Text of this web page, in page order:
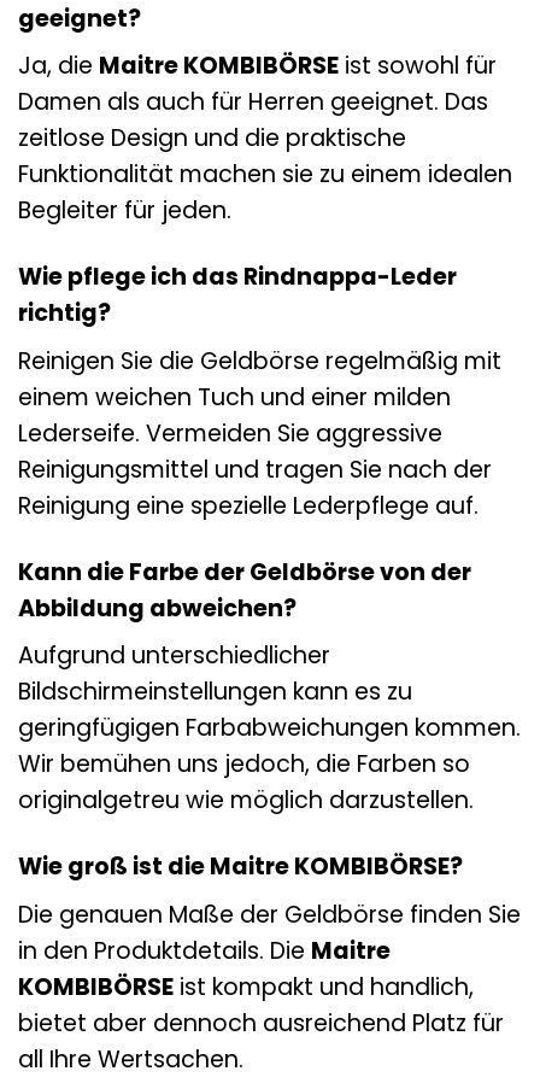
geeignet?
Ja, die Maitre KOMBIBÖRSE ist sowohl für
Damen als auch für Herren geeignet. Das
zeitlose Design und die praktische
Funktionalität machen sie zu einem idealen
Begleiter für jeden.
Wie pflege ich das Rindnappa-Leder
richtig?
Reinigen Sie die Geldbörse regelmäßig mit
einem weichen Tuch und einer milden
Lederseife. Vermeiden Sie aggressive
Reinigungsmittel und tragen Sie nach der
Reinigung eine spezielle Lederpflege auf.
Kann die Farbe der Geldbörse von der
Abbildung abweichen?
Aufgrund unterschiedlicher
Bildschirmeinstellungen kann es zu
geringfügigen Farbabweichungen kommen.
Wir bemühen uns jedoch, die Farben so
originalgetreu wie möglich darzustellen.
Wie groß ist die Maitre KOMBIBÖRSE?
Die genauen Maße der Geldbörse finden Sie
in den Produktdetails. Die Maitre
KOMBIBÖRSE ist kompakt und handlich,
bietet aber dennoch ausreichend Platz für
all Ihre Wertsachen.